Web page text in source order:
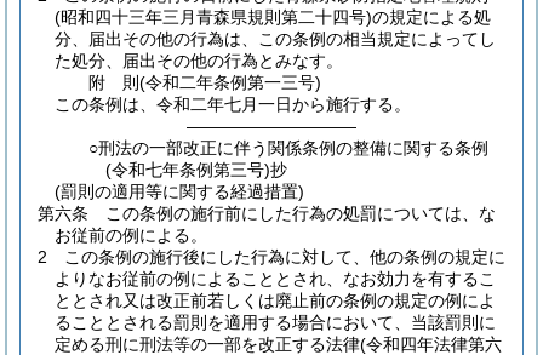
(昭和四十三年三月青森県規則第二十四号)の規定による処
分、届出その他の行為は、この条例の相当規定によってし
た処分、届出その他の行為とみなす。
附 則(令和二年条例第一三号)
この条例は、令和二年七月一日から施行する。
――――――――――
○刑法の一部改正に伴う関係条例の整備に関する条例
(令和七年条例第三号)抄
(罰則の適用等に関する経過措置)
第六条
この条例の施行前にした行為の処罰については、な
お従前の例による。
2
この条例の施行後にした行為に対して、他の条例の規定に
よりなお従前の例によることとされ、なお効力を有するこ
ととされ又は改正前若しくは廃止前の条例の規定の例によ
ることとされる罰則を適用する場合において、当該罰則に
定める刑に刑法等の一部を改正する法律(令和四年法律第六